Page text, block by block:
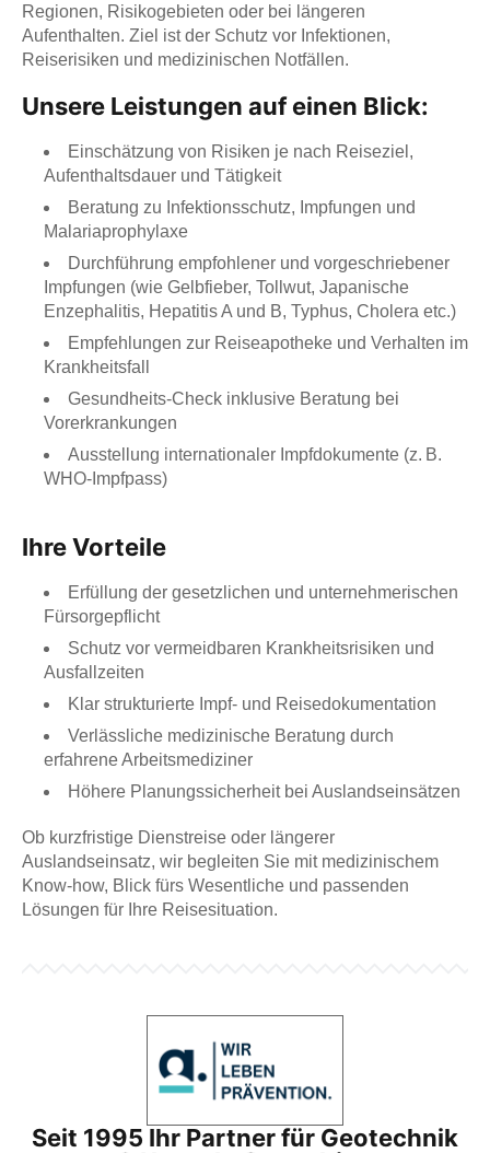
Regionen, Risikogebieten oder bei längeren
Aufenthalten. Ziel ist der Schutz vor Infektionen,
Reiserisiken und medizinischen Notfällen.
Unsere Leistungen auf einen Blick:
Einschätzung von Risiken je nach Reiseziel,
Aufenthaltsdauer und Tätigkeit
Beratung zu Infektionsschutz, Impfungen und
Malariaprophylaxe
Durchführung empfohlener und vorgeschriebener
Impfungen (wie Gelbfieber, Tollwut, Japanische
Enzephalitis, Hepatitis A und B, Typhus, Cholera etc.)
Empfehlungen zur Reiseapotheke und Verhalten im
Krankheitsfall
Gesundheits-Check inklusive Beratung bei
Vorerkrankungen
Ausstellung internationaler Impfdokumente (z. B.
WHO-Impfpass)
Ihre Vorteile
Erfüllung der gesetzlichen und unternehmerischen
Fürsorgepflicht
Schutz vor vermeidbaren Krankheitsrisiken und
Ausfallzeiten
Klar strukturierte Impf- und Reisedokumentation
Verlässliche medizinische Beratung durch
erfahrene Arbeitsmediziner
Höhere Planungssicherheit bei Auslandseinsätzen
Ob kurzfristige Dienstreise oder längerer
Auslandseinsatz, wir begleiten Sie mit medizinischem
Know-how, Blick fürs Wesentliche und passenden
Lösungen für Ihre Reisesituation.
Seit 1995 Ihr Partner für Geotechnik